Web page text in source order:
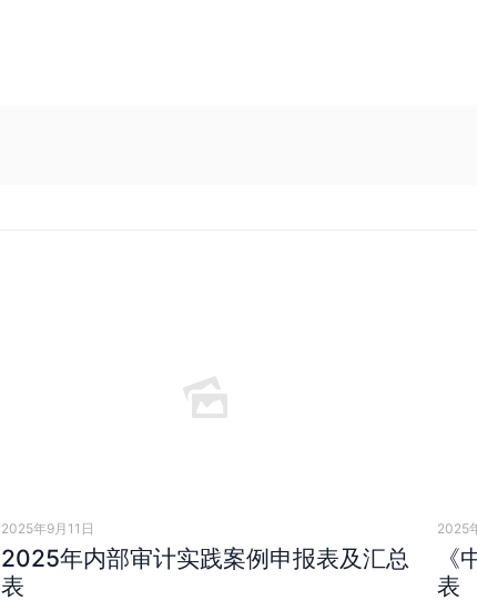
2025年9月11日
2025年内部审计实践案例申报表及汇总
表
2025
表